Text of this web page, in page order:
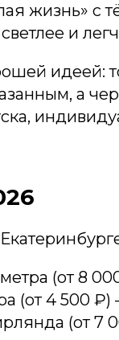
жизнь»
и
идеей:
а
(от 8
(от 4 500
(от 7